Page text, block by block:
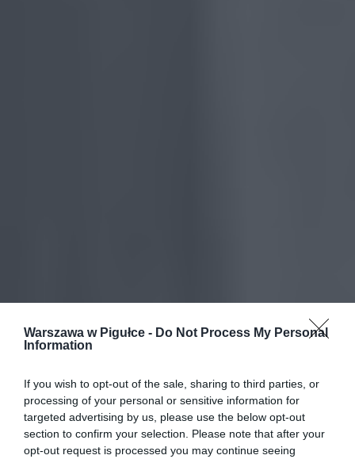
Warszawa w Pigułce - Do Not Process My Personal
Information
If you wish to opt-out of the sale, sharing to third parties, or
processing of your personal or sensitive information for
targeted advertising by us, please use the below opt-out
section to confirm your selection. Please note that after your
opt-out request is processed you may continue seeing